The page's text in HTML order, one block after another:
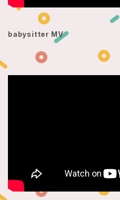
babysitter MV